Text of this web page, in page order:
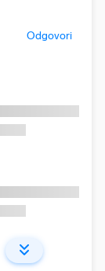
Odgovori